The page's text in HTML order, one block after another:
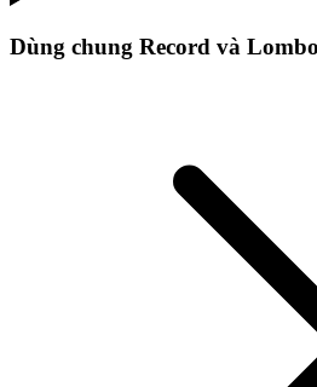
Dùng chung Record và